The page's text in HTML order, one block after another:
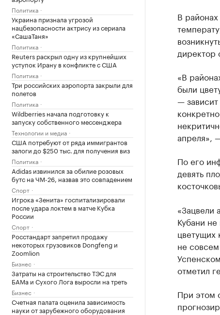
Политика
Украина признала угрозой
нацбезопасности актрису из сериала
«СашаТаня»
Политика
Reuters раскрыл одну из крупнейших
уступок Ирану в конфликте с США
Политика
Три российских аэропорта закрыли для
полетов
Политика
Wildberries начала подготовку к
запуску собственного мессенджера
Технологии и медиа
США потребуют от ряда иммигрантов
залоги до $250 тыс. для получения виз
Политика
Adidas извинился за обилие розовых
бутс на ЧМ-26, назвав это совпадением
Спорт
Игрока «Зенита» госпитализировали
после удара локтем в матче Кубка
России
Спорт
Росстандарт запретил продажу
некоторых грузовиков Dongfeng и
Zoomlion
Бизнес
Затраты на строительство ТЭС для
БАМа и Сухого Лога выросли на треть
Бизнес
Счетная палата оценила зависимость
науки от зарубежного оборудования
В
директор
«В
были
— зависит
апреля»,
По его
девять
«Зацвели
Кубани не
цветущих
не
отметил
При этом